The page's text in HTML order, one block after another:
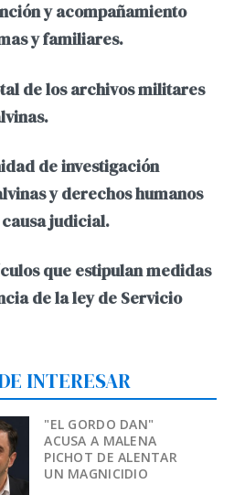
y acompañamiento
y familiares.
de los archivos militares
de investigación
y derechos humanos
judicial.
que estipulan medidas
de la ley de Servicio
INTERESAR
"EL GORDO DAN"
ACUSA A MALENA
PICHOT DE ALENTAR
UN MAGNICIDIO